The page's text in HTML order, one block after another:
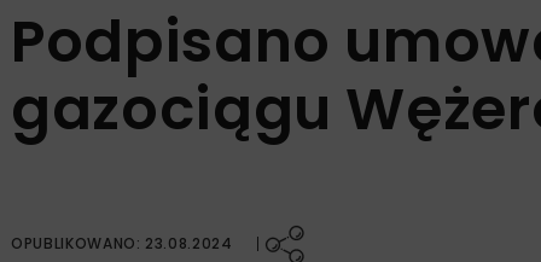
Podpisano
gazociągu
OPUBLIKOWANO: 23.08.2024